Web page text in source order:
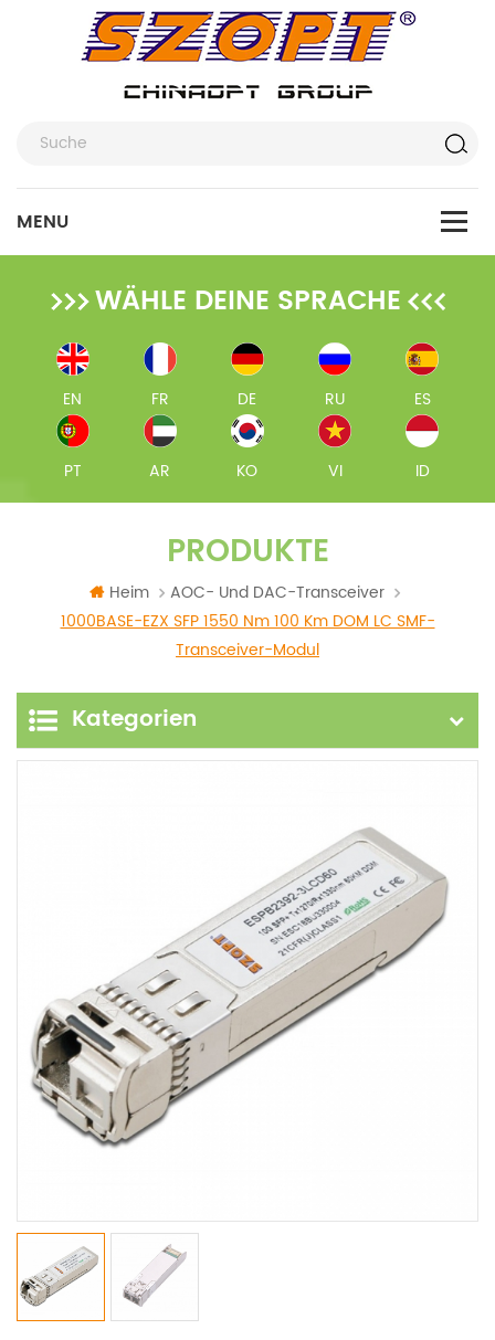
WÄHLE DEINE SPRACHE
EN FR DE RU ES
PT AR KO VI ID
PRODUKTE
Heim
AOC- Und DAC-Transceiver
1000BASE-EZX SFP 1550 Nm 100 Km DOM LC SMF-
Transceiver-Modul
Kategorien